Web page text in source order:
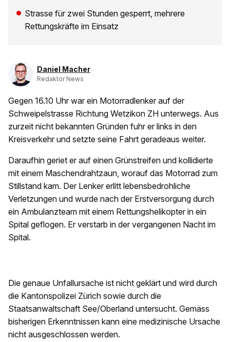
Strasse für zwei Stunden gesperrt, mehrere
Rettungskräfte im Einsatz
Daniel Macher
Redaktor News
Gegen 16.10 Uhr war ein Motorradlenker auf der
Schweipelstrasse Richtung Wetzikon ZH unterwegs. Aus
zurzeit nicht bekannten Gründen fuhr er links in den
Kreisverkehr und setzte seine Fahrt geradeaus weiter.
Daraufhin geriet er auf einen Grünstreifen und kollidierte
mit einem Maschendrahtzaun, worauf das Motorrad zum
Stillstand kam. Der Lenker erlitt lebensbedrohliche
Verletzungen und wurde nach der Erstversorgung durch
ein Ambulanzteam mit einem Rettungshelikopter in ein
Spital geflogen. Er verstarb in der vergangenen Nacht im
Spital.
Die genaue Unfallursache ist nicht geklärt und wird durch
die Kantonspolizei Zürich sowie durch die
Staatsanwaltschaft See/Oberland untersucht. Gemäss
bisherigen Erkenntnissen kann eine medizinische Ursache
nicht ausgeschlossen werden.